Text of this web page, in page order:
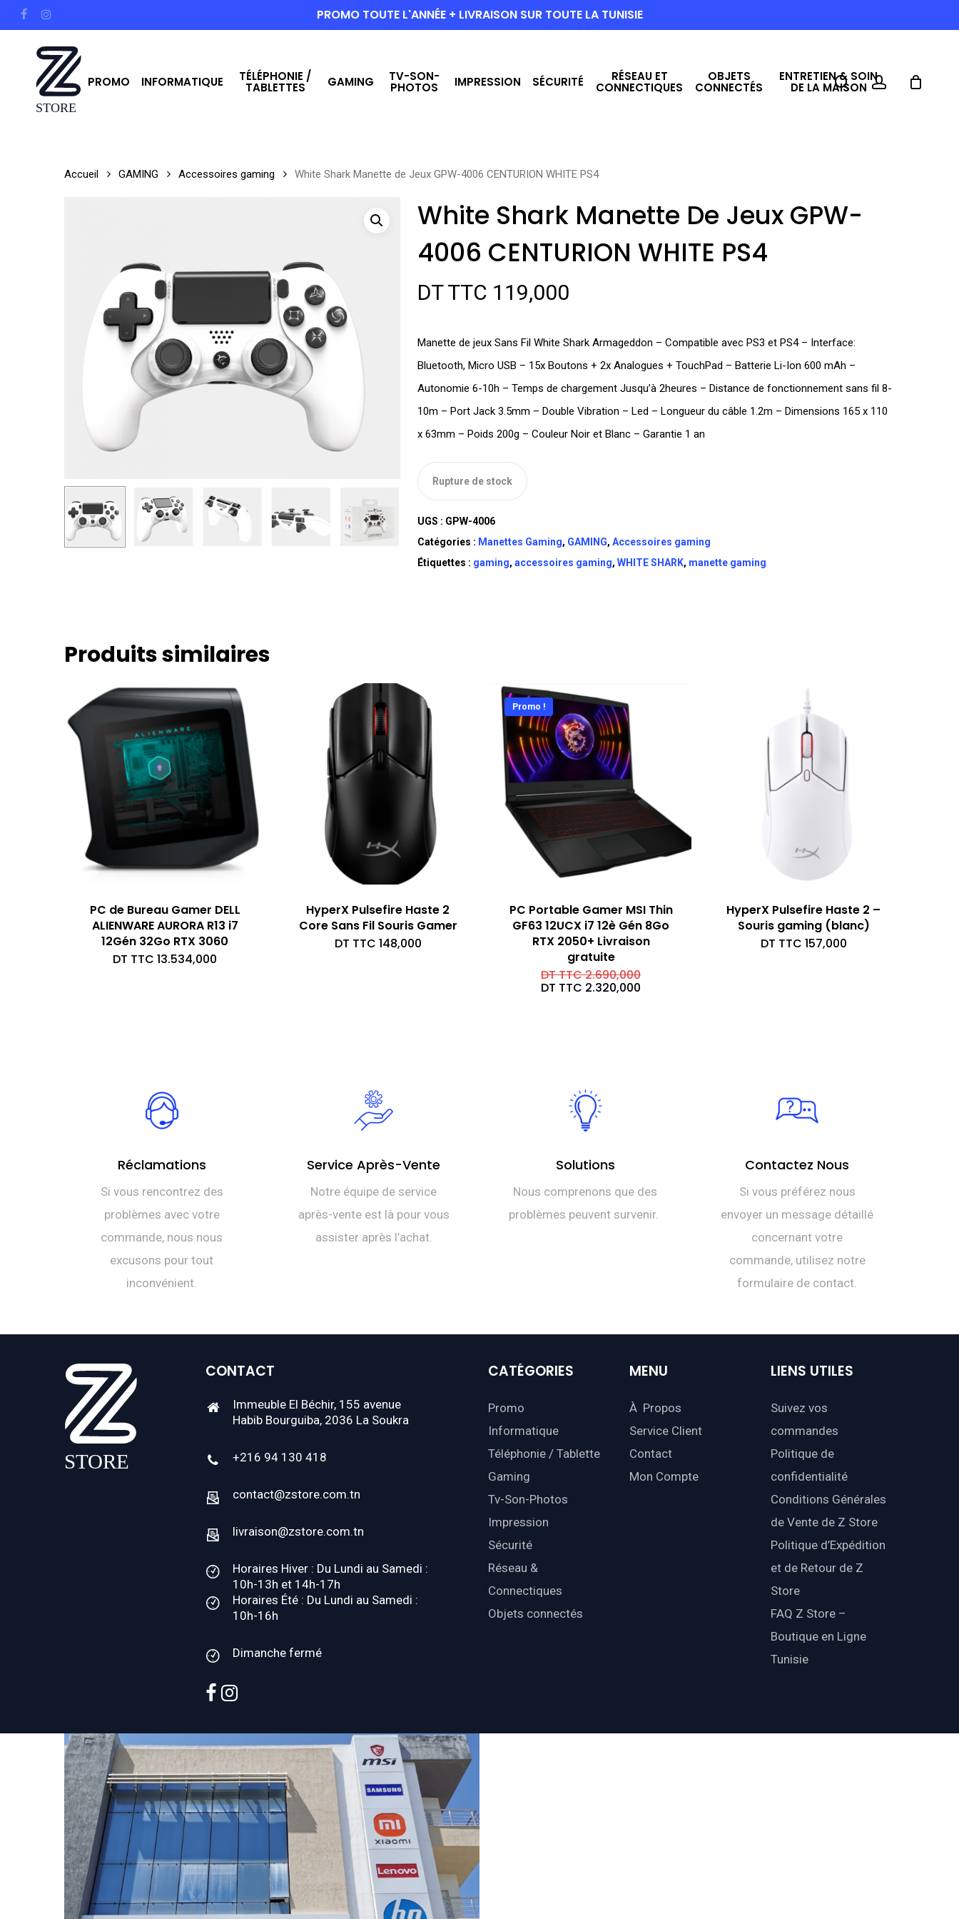
to
facebookinstagram PROMO TOUTE L'ANNÉE + LIVRAISON SUR TOUTE LA TUNISIE
PROMO INFORMATIQUE TÉLÉPHONIE /
TABLETTES GAMING TV-SON-
PHOTOS IMPRESSION SÉCURITÉ RÉSEAU ET
CONNECTIQUES
OBJETS
CONNECTÉS
ENTRETIEN & SOIN
DE LA MAISONsearchaccount
Accueil GAMING Accessoires gaming White Shark Manette de Jeux GPW-4006 CENTURION WHITE PS4
White Shark Manette De Jeux GPW-
4006 CENTURION WHITE PS4
DT TTC 119,000
Manette de jeux Sans Fil White Shark Armageddon – Compatible avec PS3 et PS4 – Interface:
Bluetooth, Micro USB – 15x Boutons + 2x Analogues + TouchPad – Batterie Li-Ion 600 mAh –
Autonomie 6-10h – Temps de chargement Jusqu’à 2heures – Distance de fonctionnement sans fil 8-
10m – Port Jack 3.5mm – Double Vibration – Led – Longueur du câble 1.2m – Dimensions 165 x 110
x 63mm – Poids 200g – Couleur Noir et Blanc – Garantie 1 an
Rupture de stock
UGS : GPW-4006
Catégories : Manettes Gaming, GAMING, Accessoires gaming
Étiquettes : gaming, accessoires gaming, WHITE SHARK, manette gaming
Produits similaires
PC de Bureau Gamer DELL
ALIENWARE AURORA R13 i7
12Gén 32Go RTX 3060
DT TTC 13.534,000
HyperX Pulsefire Haste 2
Core Sans Fil Souris Gamer
DT TTC 148,000
Promo !
PC Portable Gamer MSI Thin
GF63 12UCX i7 12è Gén 8Go
RTX 2050+ Livraison
gratuite
DT TTC2.690,000Le
DT TTC 2.320,000
HyperX Pulsefire Haste 2 –
Souris gaming (blanc)
DT TTC 157,000
Réclamations
Si vous rencontrez des
problèmes avec votre
commande, nous nous
excusons pour tout
inconvénient.
Service Après-Vente
Notre équipe de service
après-vente est là pour vous
assister après l’achat.
Solutions
Nous comprenons que des
problèmes peuvent survenir.
Contactez Nous
Si vous préférez nous
envoyer un message détaillé
concernant votre
commande, utilisez notre
formulaire de contact.
CONTACT
Immeuble El Béchir, 155 avenue
Habib Bourguiba, 2036 La Soukra
+216 94 130 418
contact@zstore.com.tn
livraison@zstore.com.tn
Horaires Hiver : Du Lundi au Samedi :
10h-13h et 14h-17h
Horaires Été : Du Lundi au Samedi :
10h-16h
Dimanche fermé
facebook
instagram
CATÉGORIES
Promo
Informatique
Téléphonie / Tablette
Gaming
Tv-Son-Photos
Impression
Sécurité
Réseau &
Connectiques
Objets connectés
MENU
À Propos
Service Client
Contact
Mon Compte
LIENS UTILES
Suivez vos
commandes
Politique de
confidentialité
Conditions Générales
de Vente de Z Store
Politique d’Expédition
et de Retour de Z
Store
FAQ Z Store –
Boutique en Ligne
Tunisie